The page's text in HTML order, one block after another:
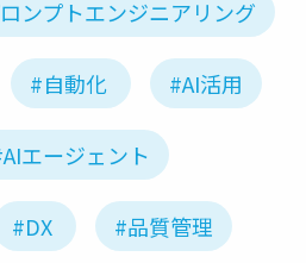
ンプトエンジニアリング
#自動化 #AI活用
エージェント
#DX #品質管理